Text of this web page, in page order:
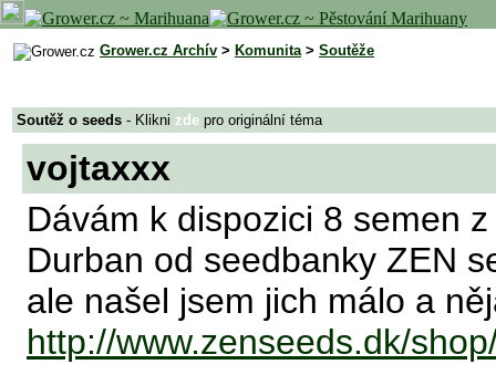
Grower.cz Archív > Komunita> Soutěže
Soutěž o seeds - Klikni zde pro originální téma
vojtaxxx
Dávám k dispozici 8 semen
Durban od seedbanky ZEN
ale našel jsem jich málo a
http://www.zenseeds.dk/